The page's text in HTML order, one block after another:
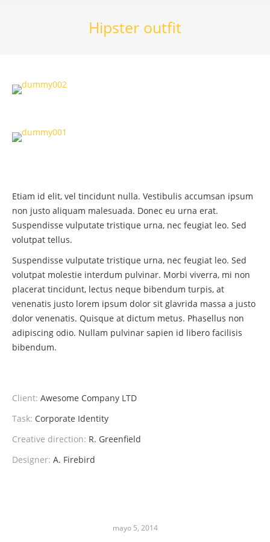
Hipster outfit
Etiam id elit, vel tincidunt nulla. Vestibulis accumsan ipsum
non justo aliquam malesuada. Donec eu urna erat.
Suspendisse vulputate tristique urna, nec feugiat leo. Sed
volutpat tellus.
Suspendisse vulputate tristique urna, nec feugiat leo. Sed
volutpat molestie interdum pulvinar. Morbi viverra, mi non
placerat tincidunt, lectus neque bibendum turpis, at
venenatis justo lorem ipsum dolor sit glavrida massa a justo
dolor venenatis. Quisque at dictum metus. Phasellus non
adipiscing odio. Nullam pulvinar sapien id libero facilisis
bibendum.
Client: Awesome Company LTD
Task: Corporate Identity
Creative direction: R. Greenfield
Designer: A. Firebird
mayo 5, 2014